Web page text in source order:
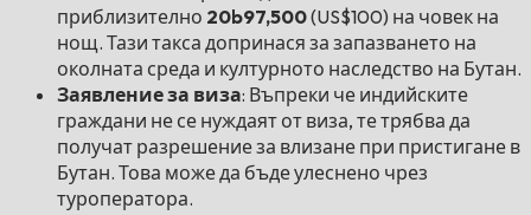
приблизително 20b97,500(US$100) на човек на
нощ. Тази такса допринася за запазването на
околната среда и културното наследство на Бутан.
Заявление за виза: Въпреки че индийските
граждани не се нуждаят от виза, те трябва да
получат разрешение за влизане при пристигане в
Бутан. Това може да бъде улеснено чрез
туроператора.